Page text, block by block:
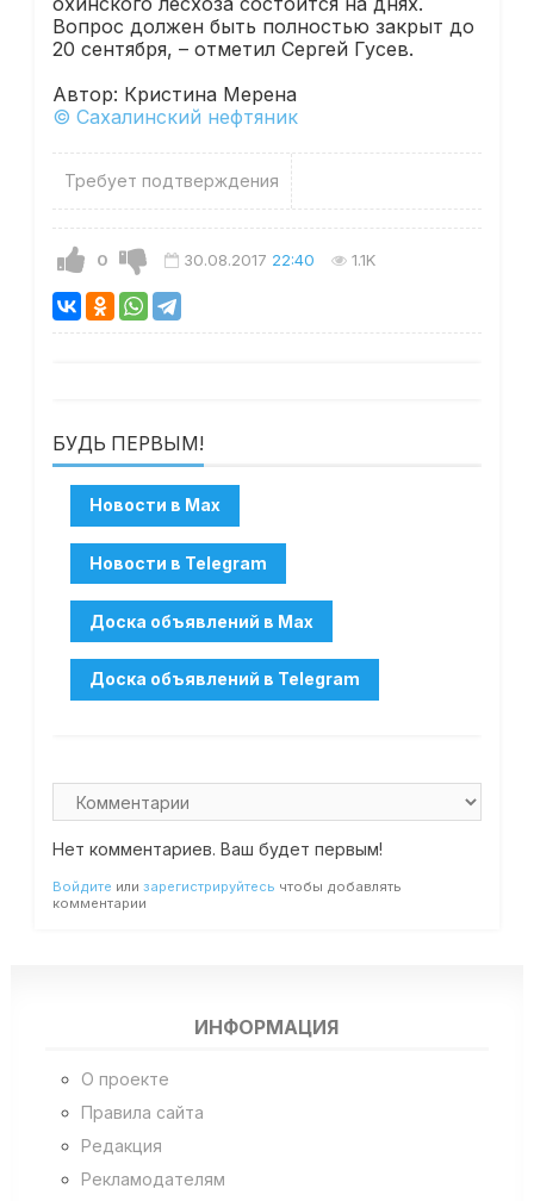
Вопрос должен быть полностью закрыт до
20 сентября, – отметил Сергей Гусев.
Автор: Кристина Мерена
© Сахалинский нефтяник
Требует подтверждения
0 30.08.2017 22:40 1.1K
БУДЬ ПЕРВЫМ!
Нет комментариев. Ваш будет первым!
Войдите или зарегистрируйтесь чтобы добавлять
комментарии
ИНФОРМАЦИЯ
О проекте
Правила сайта
Редакция
Рекламодателям